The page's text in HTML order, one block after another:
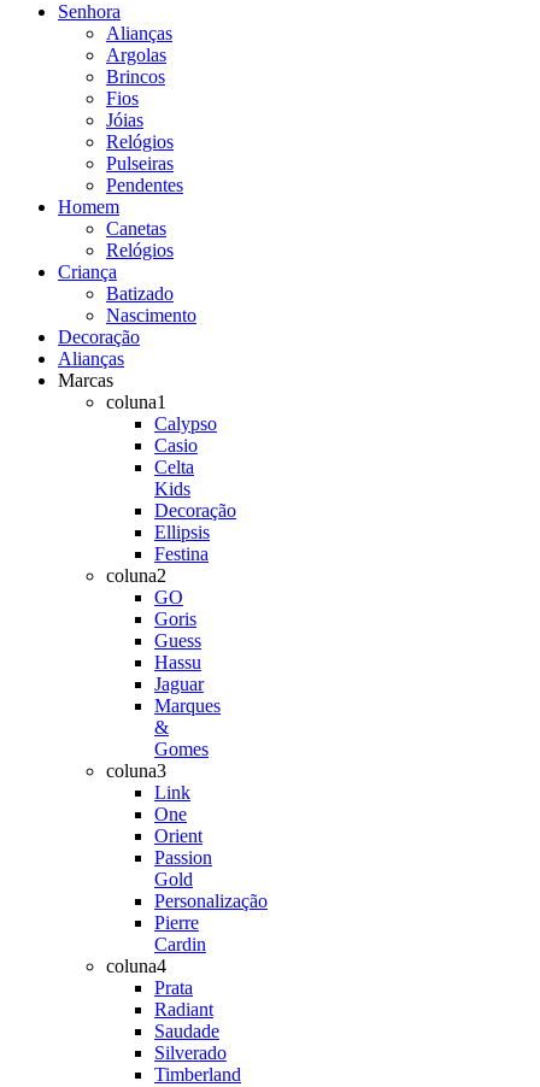
Senhora
Alianças
Argolas
Brincos
Fios
Jóias
Relógios
Pulseiras
Pendentes
Homem
Canetas
Relógios
Criança
Batizado
Nascimento
Decoração
Alianças
Marcas
coluna1
Calypso
Casio
Celta
Kids
Decoração
Ellipsis
Festina
coluna2
GO
Goris
Guess
Hassu
Jaguar
Marques
&
Gomes
coluna3
Link
One
Orient
Passion
Gold
Personalização
Pierre
Cardin
coluna4
Prata
Radiant
Saudade
Silverado
Timberland